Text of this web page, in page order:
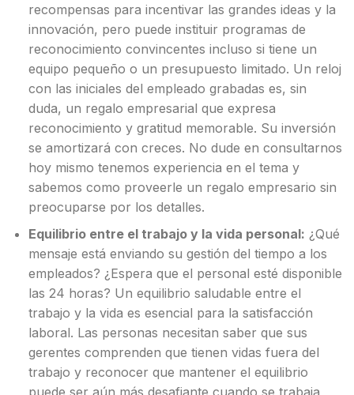
recompensas para incentivar las grandes ideas y la
innovación, pero puede instituir programas de
reconocimiento convincentes incluso si tiene un
equipo pequeño o un presupuesto limitado. Un reloj
con las iniciales del empleado grabadas es, sin
duda, un regalo empresarial que expresa
reconocimiento y gratitud memorable. Su inversión
se amortizará con creces. No dude en consultarnos
hoy mismo tenemos experiencia en el tema y
sabemos como proveerle un regalo empresario sin
preocuparse por los detalles.
Equilibrio entre el trabajo y la vida personal: ¿Qué
mensaje está enviando su gestión del tiempo a los
empleados? ¿Espera que el personal esté disponible
las 24 horas? Un equilibrio saludable entre el
trabajo y la vida es esencial para la satisfacción
laboral. Las personas necesitan saber que sus
gerentes comprenden que tienen vidas fuera del
trabajo y reconocer que mantener el equilibrio